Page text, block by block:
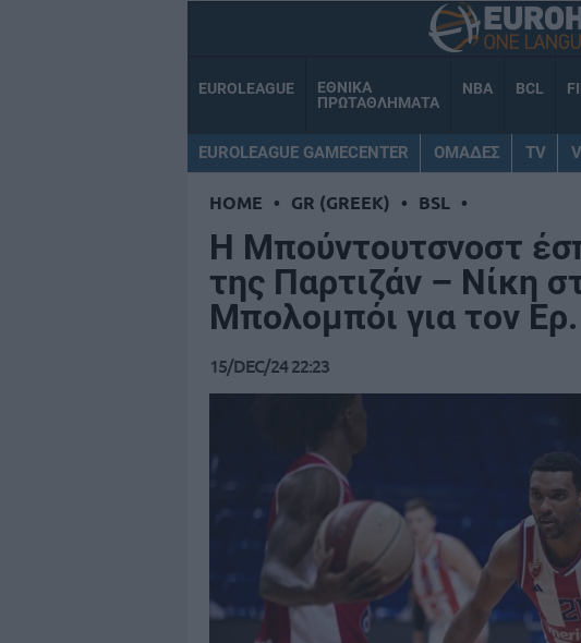
EUROLEAGUE
ΕΘΝΙΚΑ
ΠΡΩΤΑΘΛΗΜΑΤΑ
NBA BCL
EUROLEAGUE GAMECENTER ΟΜΑΔΕΣ TV
HOME • GR (GREEK) • BSL •
H Μπούντουτσνοστ
της Παρτιζάν – Νίκη
Μπολομπόι για τον
15/DEC/24 22:23